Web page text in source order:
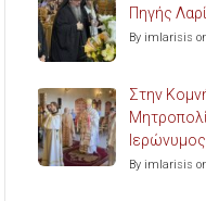
Πηγής
By imlarisis
Στην
By imlarisis